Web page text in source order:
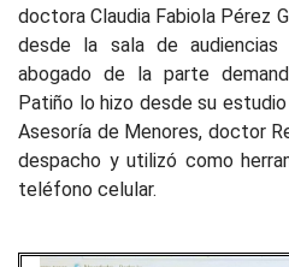
doctora Claudia Fabiola Pérez
desde la sala de
abogado de la parte
Patiño lo hizo desde su
Asesoría de Menores, doctor
despacho y utilizó como
teléfono celular.